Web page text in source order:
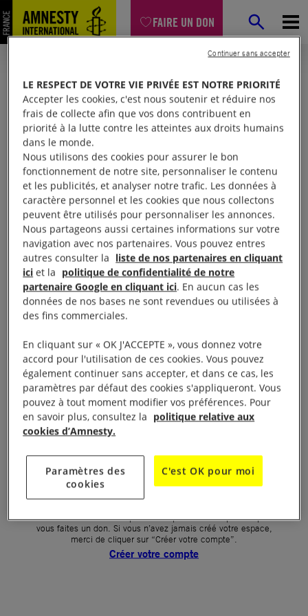
FAIRE UN DON
Mon espace
Connexion
Votre adresse email (obligatoire)
Mot de passe oublié ?
Un problème de connexion ?
Première connexion ?
La création de votre espace n’est pas automatique lorsque
vous faites un don. Si vous n’avez jamais créé votre espace,
merci de cliquer sur “Créer votre compte”.
Créer votre compte
LE RESPECT DE VOTRE VIE PRIVÉE EST NOTRE PRIORITÉ
Accepter les cookies, c'est nous soutenir et réduire nos
frais de collecte afin que vos dons contribuent en
priorité à la lutte contre les atteintes aux droits humains
dans le monde.
Nous utilisons des cookies pour assurer le bon
fonctionnement de notre site, personnaliser le contenu
et les publicités, et analyser notre trafic. Les données à
caractère personnel et les cookies que nous collectons
peuvent être utilisés pour personnaliser les annonces.
Nous partageons aussi certaines informations sur votre
navigation avec nos partenaires. Vous pouvez entres
autres consulter la liste de nos partenaires en cliquant
ici et la politique de confidentialité de notre
partenaire Google en cliquant ici. En aucun cas les
données de nos bases ne sont revendues ou utilisées à
des fins commerciales.
En cliquant sur « OK J'ACCEPTE », vous donnez votre
accord pour l'utilisation de ces cookies. Vous pouvez
également continuer sans accepter, et dans ce cas, les
paramètres par défaut des cookies s'appliqueront. Vous
pouvez à tout moment modifier vos préférences. Pour
en savoir plus, consultez la politique relative aux
cookies d’Amnesty.
Paramètres des
cookies
C'est OK pour moi
Continuer sans accepter